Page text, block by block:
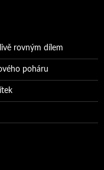
rovným dílem
poháru